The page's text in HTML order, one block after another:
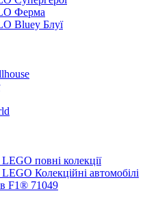
Ферма
Bluey Блуї
повні колекції
Колекційні автомобілі
F1® 71049